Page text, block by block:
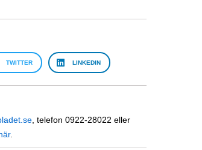
TWITTER LINKEDIN
, telefon 0922-28022 eller
.